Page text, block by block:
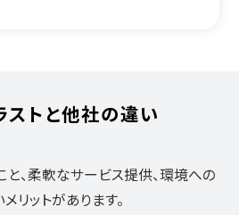
ストと他社の違い
、柔軟なサービス提供、環境への
リットがあります。